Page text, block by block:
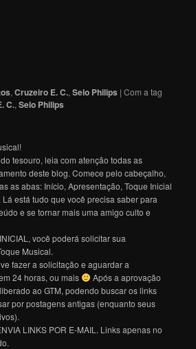
,Cruzeiro E. C.,Selo Philips |Com a tag
C.,Selo Philips
tesouro, leia com atenção todas as
deste blog. Comece pelo cabeçalho,
as abas: Início, Apresentação, Toque Inicial
está tudo que você precisa saber para
e se tornar mais uma amigo culto e
você poderá solicitar sua
Musical.
fazer a solicitação e aguardar a
24 horas, ou mais
Após a aprovação
ao GTM, podendo buscar os links
por postagens antigas (enquanto seus
LINKS POR E-MAIL. Links apenas no